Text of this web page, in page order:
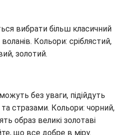
вибрати більш класичний
Кольори: сріблястий,
золотий.
без уваги, підійдуть
стразами. Кольори: чорний,
образ великі золотаві
що все добре в міру.